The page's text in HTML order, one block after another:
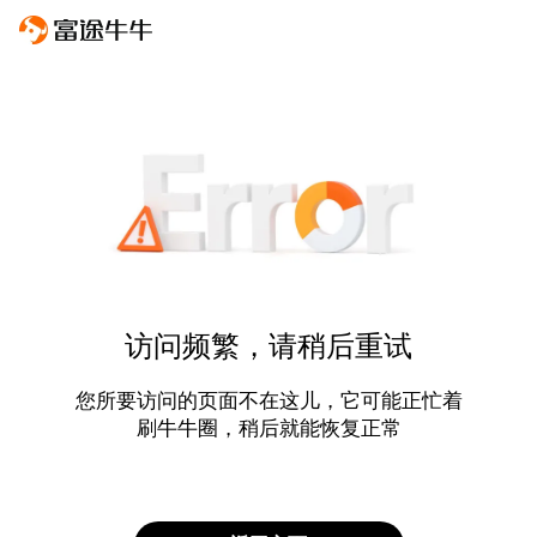
访问频繁，请稍后重试
您所要访问的页面不在这儿，它可能正忙着
刷牛牛圈，稍后就能恢复正常